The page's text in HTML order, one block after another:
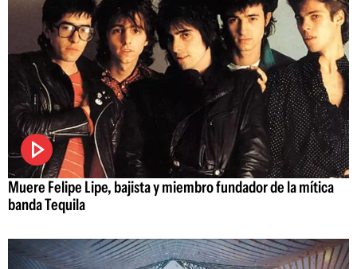
Muere Felipe Lipe, bajista y miembro fundador de la mítica
banda Tequila